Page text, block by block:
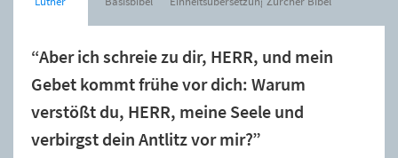
“Aber ich schreie zu dir, HERR, und mein
Gebet kommt frühe vor dich: Warum
verstößt du, HERR, meine Seele und
verbirgst dein Antlitz vor mir?”